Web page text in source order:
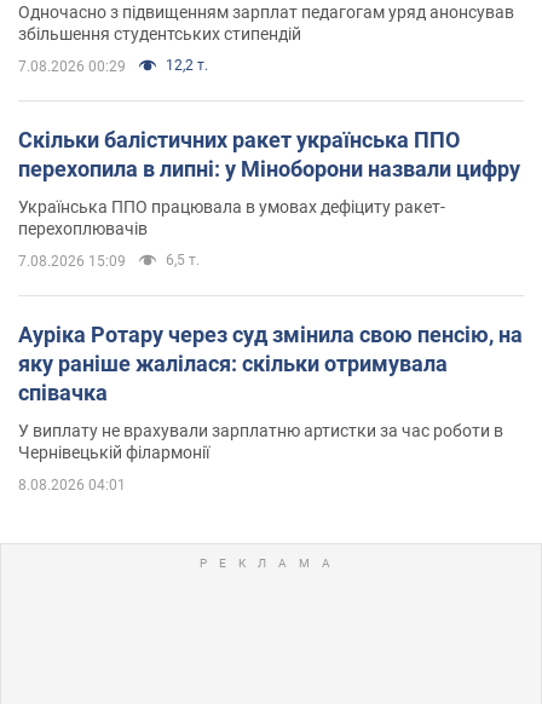
Одночасно з підвищенням зарплат педагогам уряд анонсував
збільшення студентських стипендій
7.08.2026 00:29 12,2 т.
Скільки балістичних ракет українська ППО
перехопила в липні: у Міноборони назвали цифру
Українська ППО працювала в умовах дефіциту ракет-
перехоплювачів
7.08.2026 15:09 6,5 т.
Ауріка Ротару через суд змінила свою пенсію, на
яку раніше жалілася: скільки отримувала
співачка
У виплату не врахували зарплатню артистки за час роботи в
Чернівецькій філармонії
8.08.2026 04:01